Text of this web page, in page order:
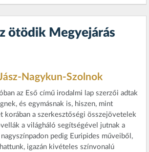
ötödik Megyejárás
Nagykun-Szolnok
az Eső című irodalmi lap szerzői adtak
és egymásnak is, hiszen, mint
korában a szerkesztőségi összejövetelek
a világháló segítségével jutnak a
pedig Euripides műveiből,
igazán kivételes színvonalú